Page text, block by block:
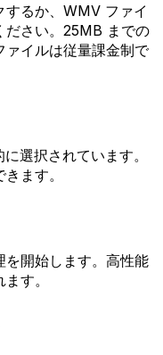
するか、WMV ファイ
ださい。25MB までの
ァイルは従量課金制で
選択されています。
ます。
を開始します。高性能
す。